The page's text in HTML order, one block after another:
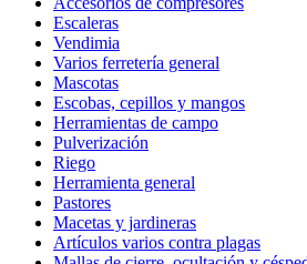
Escaleras
Vendimia
Varios ferretería general
Mascotas
Escobas, cepillos y mangos
Herramientas de campo
Pulverización
Riego
Herramienta general
Pastores
Macetas y jardineras
Artículos varios contra plagas